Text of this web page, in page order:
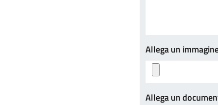
Allega un
Allega un